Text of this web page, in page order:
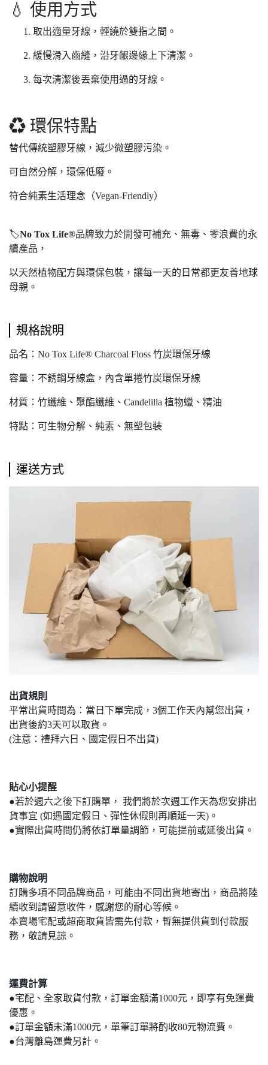
💧 使用方式
取出適量牙線，輕繞於雙指之間。
緩慢滑入齒縫，沿牙齦邊緣上下清潔。
每次清潔後丟棄使用過的牙線。
♻️ 環保特點
替代傳統塑膠牙線，減少微塑膠污染。
可自然分解，環保低廢。
符合純素生活理念（Vegan-Friendly）
🏷No Tox Life®品牌致力於開發可補充、無毒、零浪費的永
續產品，
以天然植物配方與環保包裝，讓每一天的日常都更友善地球
母親。
規格說明
品名：No Tox Life® Charcoal Floss 竹炭環保牙線
容量：不銹鋼牙線盒，內含單捲竹炭環保牙線
材質：竹纖維、聚酯纖維、Candelilla 植物蠟、精油
特點：可生物分解、純素、無塑包裝
運送方式
出貨規則
平常出貨時間為：當日下單完成，3個工作天內幫您出貨，
出貨後約3天可以取貨。
(注意：禮拜六日、國定假日不出貨)
貼心小提醒
●若於週六之後下訂購單， 我們將於次週工作天為您安排出
貨事宜 (如遇國定假日、彈性休假則再順延一天)。
●實際出貨時間仍將依訂單量調節，可能提前或延後出貨。
購物說明
訂購多項不同品牌商品，可能由不同出貨地寄出，商品將陸
續收到請留意收件，感謝您的耐心等候。
本賣場宅配或超商取貨皆需先付款，暫無提供貨到付款服
務，敬請見諒。
運費計算
●宅配、全家取貨付款，訂單金額滿1000元，即享有免運費
優惠。
●訂單金額未滿1000元，單筆訂單將酌收80元物流費。
●台灣離島運費另計。